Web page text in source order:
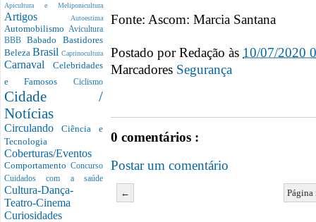
Apicultura e Meliponicultura
Artigos Autoestima
Automobilismo
Avicultura
BBBBabado Bastidores
Beleza Brasil Caprinocultura
Carnaval Celebridades
e Famosos Ciclismo
Cidade /
Notícias
CirculandoCiência e
Tecnologia
Coberturas/Eventos
Comportamento Concurso
Cuidados com a saúde
Cultura-Dança-
Teatro-Cinema
Curiosidades
Fonte: Ascom: Marcia Santana
Postado porRedação às 10/07/2020
Marcadores Segurança
0 comentários :
Postar um comentário
←